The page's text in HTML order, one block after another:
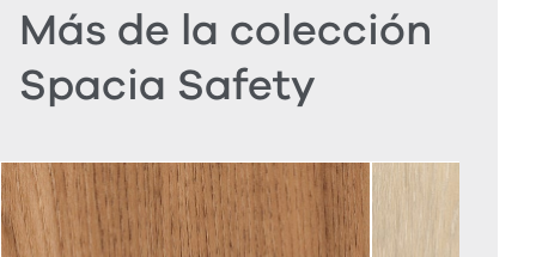
Más de la colección
Spacia Safety